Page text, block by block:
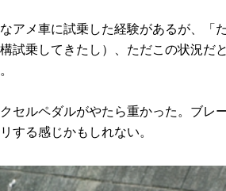
アメ車に試乗した経験があるが、「
試乗してきたし）、ただこの状況
セルペダルがやたら重かった。ブレ
する感じかもしれない。